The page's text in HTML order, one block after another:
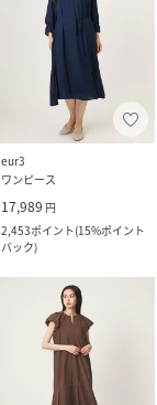
eur3
ワンピース
17,989 円
2,453ポイント(15%ポイント
バック)